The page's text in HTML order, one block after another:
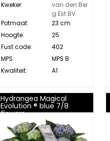
Kweker:
van den Ber
g Est BV
Potmaat:
23 cm
Hoogte:
25
Fust code:
402
MPS:
MPS B
Kwaliteit:
A1
Hydrangea Magical
Evolution ® blue 7/8
flowers